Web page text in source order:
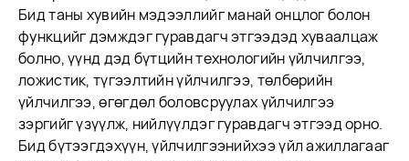
Бид таны хувийн мэдээллийг манай онцлог болон
функцийг дэмждэг гуравдагч этгээдэд хуваалцаж
болно, үүнд дэд бүтцийн технологийн үйлчилгээ,
ложистик, түгээлтийн үйлчилгээ, төлбөрийн
үйлчилгээ, өгөгдөл боловсруулах үйлчилгээ
зэргийг үзүүлж, нийлүүлдэг гуравдагч этгээд орно.
Бид бүтээгдэхүүн, үйлчилгээнийхээ үйл ажиллагааг